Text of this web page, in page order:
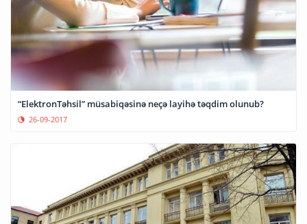
“ElektronTəhsil” müsabiqəsinə neçə layihə təqdim olunub?
26-09-2017